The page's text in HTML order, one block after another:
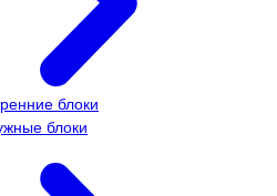
блоки
блоки